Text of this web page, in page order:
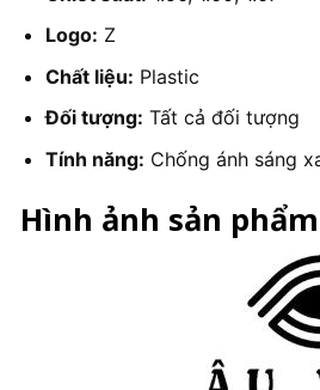
Logo: Z
Chất liệu: Plastic
Đối tượng: Tất cả đối tượng
Tính năng: Chống ánh sáng
Hình ảnh sản